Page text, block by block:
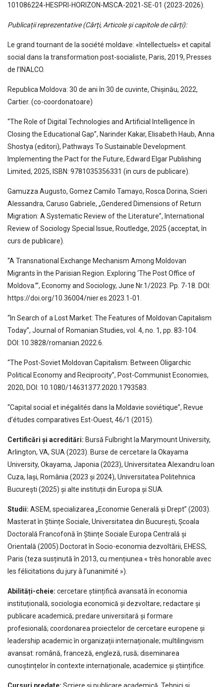
101086224-HESPRI-HORIZON-MSCA-2021-SE-01 (2023-2026).
Publicații reprezentative (Cărți, Articole și capitole de cărți):
Le grand tournant de la société moldave: «Intellectuels» et capital
social dans la transformation post-socialiste, Paris, 2019, Presses
de l’INALCO.
Republica Moldova: 30 de ani în 30 de cuvinte, Chișinău, 2022,
Cartier. (co-coordonatoare)
“The Role of Digital Technologies and Artificial Intelligence în
Closing the Educational Gap”, Narinder Kakar, Elisabeth Haub, Anna
Shostya (editori), Pathways To Sustainable Development.
Implementing the Pact for the Future, Edward Elgar Publishing
Limited, 2025, ISBN: 9781035356331 (in curs de publicare).
Gamuzza Augusto, Gomez Camilo Tamayo, Rosca Dorina, Scieri
Alessandra, Caruso Gabriele, „Gendered Dimensions of Return
Migration: A Systematic Review of the Literature”, International
Review of Sociology Special Issue, Routledge, 2025 (acceptat, în
curs de publicare).
“A Transnational Exchange Mechanism Among Moldovan
Migrants în the Parisian Region. Exploring ‘The Post Office of
Moldova.’”, Economy and Sociology, June Nr.1/2023. Pp. 7-18. DOI:
https://doi.org/10.36004/nier.es.2023.1-01.
“In Search of a Lost Market: The Features of Moldovan Capitalism
Today”, Journal of Romanian Studies, vol. 4, no. 1, pp. 83-104.
DOI: 10.3828/romanian.2022.6.
“The Post-Soviet Moldovan Capitalism: Between Oligarchic
Political Economy and Reciprocity”, Post-Communist Economies,
2020, DOI: 10.1080/14631377.2020.1793583.
“Capital social et inégalités dans la Moldavie soviétique”, Revue
d’études comparatives Est-Ouest, 46/1 (2015).
Certificări și acreditări: Bursă Fulbright la Marymount University,
Arlington, VA, SUA (2023). Burse de cercetare la Okayama
University, Okayama, Japonia (2023), Universitatea Alexandru Ioan
Cuza, Iași, România (2023 și 2024), Universitatea Politehnica
București (2025) și alte instituții din Europa și SUA.
Studii: ASEM, specializarea „Economie Generală și Drept” (2003).
Masterat în Științe Sociale, Universitatea din București, Școala
Doctorală Francofonă în Științe Sociale Europa Centrală și
Orientală (2005).Doctorat în Socio-economia dezvoltării, EHESS,
Paris (teza susținută în 2013, cu mențiunea « très honorable avec
les félicitations du jury à l’unanimité »).
Abilități-cheie: cercetare științifică avansată în economia
instituțională, sociologia economică și dezvoltare; redactare și
publicare academică; predare universitară și formare
profesională; coordonarea proiectelor de cercetare europene și
leadership academic în organizații internaționale; multilingvism
avansat: română, franceză, engleză, rusă; diseminarea
cunoștințelor în contexte internaționale, academice și științifice.